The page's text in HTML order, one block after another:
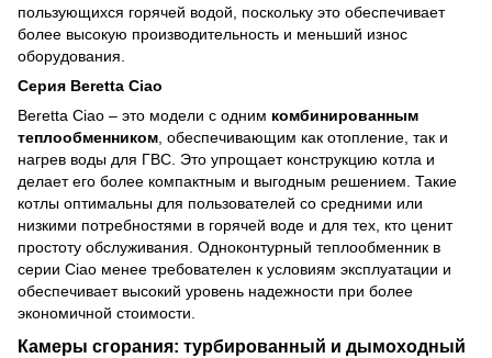
пользующихся горячей водой, поскольку это обеспечивает
более высокую производительность и меньший износ
оборудования.
Серия Beretta Ciao
Beretta Ciao – это модели с одним комбинированным
теплообменником , обеспечивающим как отопление, так и
нагрев воды для ГВС. Это упрощает конструкцию котла и
делает его более компактным и выгодным решением. Такие
котлы оптимальны для пользователей со средними или
низкими потребностями в горячей воде и для тех, кто ценит
простоту обслуживания. Одноконтурный теплообменник в
серии Ciao менее требователен к условиям эксплуатации и
обеспечивает высокий уровень надежности при более
экономичной стоимости.
Камеры сгорания: турбированный и дымоходный